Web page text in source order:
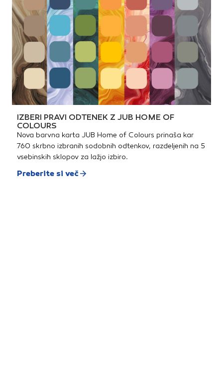
IZBERI PRAVI ODTENEK Z JUB HOME OF
COLOURS
Nova barvna karta JUB Home of Colours prinaša kar
760 skrbno izbranih sodobnih odtenkov, razdeljenih na 5
vsebinskih sklopov za lažjo izbiro.
Preberite si več